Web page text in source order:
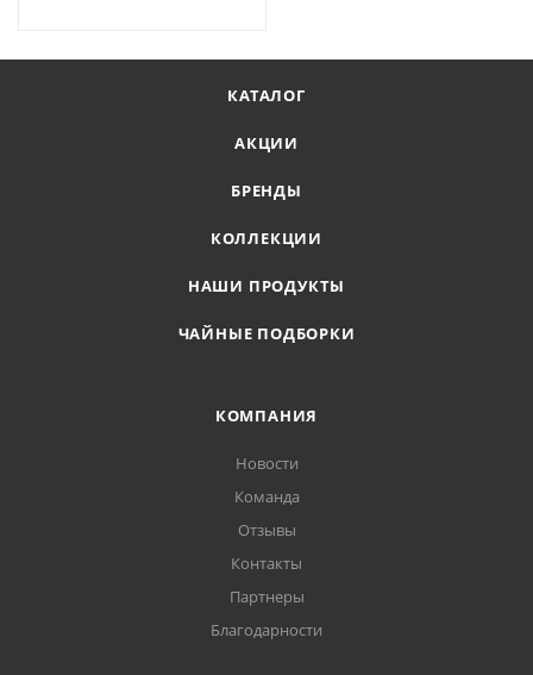
КАТАЛОГ
АКЦИИ
БРЕНДЫ
КОЛЛЕКЦИИ
НАШИ ПРОДУКТЫ
ЧАЙНЫЕ ПОДБОРКИ
КОМПАНИЯ
Новости
Команда
Отзывы
Контакты
Партнеры
Благодарности